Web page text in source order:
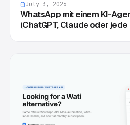
July 3, 2026
WhatsApp mit einem KI-
(ChatGPT, Claude oder